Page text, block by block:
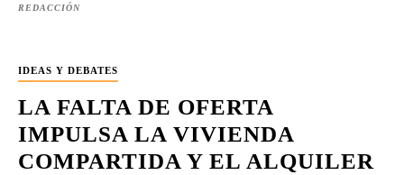
REDACCIÓN
IDEAS Y DEBATES
LA FALTA DE OFERTA
IMPULSA LA VIVIENDA
COMPARTIDA Y EL ALQUILER